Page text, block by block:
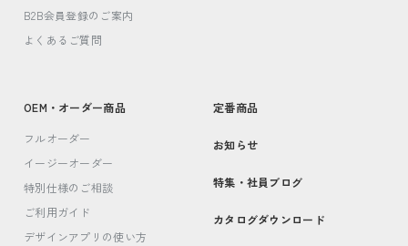
B2B会員登録のご案内
よくあるご質問
OEM・オーダー商品
フルオーダー
イージーオーダー
特別仕様のご相談
ご利用ガイド
デザインアプリの使い方
定番商品
お知らせ
特集・社員ブログ
カタログダウンロード